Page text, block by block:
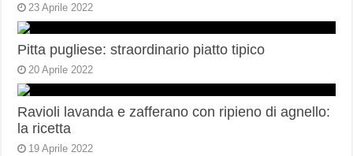
23 Aprile 2022
Pitta pugliese: straordinario piatto tipico
20 Aprile 2022
Ravioli lavanda e zafferano con ripieno di agnello:
la ricetta
19 Aprile 2022